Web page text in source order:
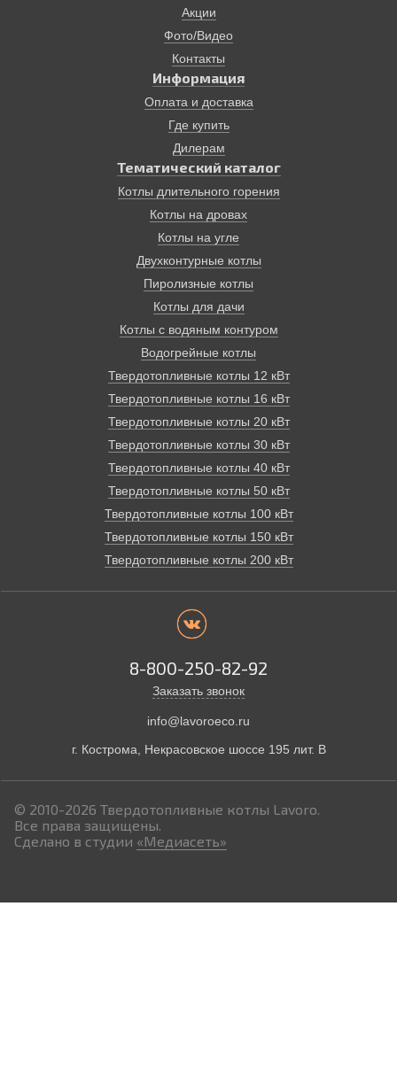
специфическим отопительным оборудованием.
Наконец, котлы твердотопливные. Котлы на твердом
топливе также не предназначены для установки в
квартирах. Тем не менее подобный котел может стать
решением множества проблем. Так, он работает без
подключения электроэнергии!, на самом доступном
виде топлива в нашей стране – дровах. КПД
современных твердотопливных пиролизных котлов
достигает 85%. Эти котлы имеют терморегуляторы и
надежные системы безопасности. Время от закладки
до другой может занимать до 12 часов.
Отопление дома, основанное на твердотопливном
котле, экологически безопасно, просто и надежно.
Акции
Фото/Видео
Контакты
Информация
Оплата и доставка
Где купить
Дилерам
Тематический каталог
Котлы длительного горения
Котлы на дровах
Котлы на угле
Двухконтурные котлы
Пиролизные котлы
Котлы для дачи
Котлы с водяным контуром
Водогрейные котлы
Твердотопливные котлы 12 кВт
Твердотопливные котлы 16 кВт
Твердотопливные котлы 20 кВт
Твердотопливные котлы 30 кВт
Твердотопливные котлы 40 кВт
Твердотопливные котлы 50 кВт
Твердотопливные котлы 100 кВт
Твердотопливные котлы 150 кВт
Твердотопливные котлы 200 кВт
8-800-250-82-92
Заказать звонок
info@lavoroeco.ru
г. Кострома, Некрасовское шоссе 195 лит. В
© 2010-2026 Твердотопливные котлы Lavoro.
Все права защищены.
Сделано в студии «Медиасеть»